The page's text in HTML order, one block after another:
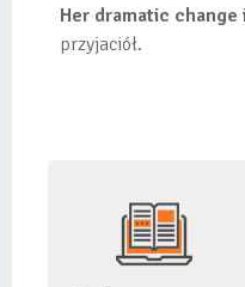
Her dramatic
przyjaciół.